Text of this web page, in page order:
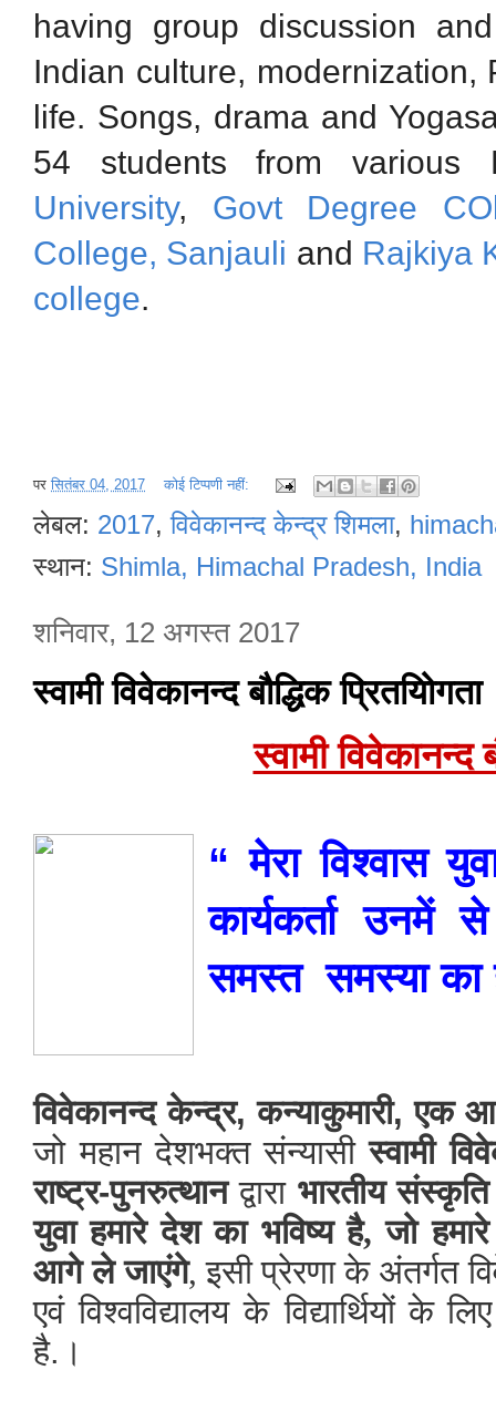
having group discussion
Indian culture,
life. Songs, drama and
54 students from
University, Govt Degree
College, Sanjauli and Rajkiya
college.
पर सितंबर 04, 2017 कोई टिप्पणी नहीं:
लेबल: 2017,विवेकानन्द केन्द्र शिमला,
स्थान: Shimla, Himachal Pradesh, India
शनिवार, 12 अगस्त 2017
स्वामी विवेकानन्द बौद्धिक प्रितयोिगता
स्वामी विवेकानन्द
“मेरा विश्वास
कार्यकर्ता उनमें से
समस्त समस्या का
विवेकानन्द केन्द्र,कन्याकुमारी,एक
जो महान देशभक्त संन्यासी स्वामी
राष्ट्र-पुनरुत्थान द्वारा भारतीय संस्कृति
युवा हमारे देश का भविष्य है, जो हमारे
आगे ले जाएंगे, इसी प्रेरणा के अंतर्गत
एवं विश्वविद्यालय के विद्यार्थियों के
है. ।